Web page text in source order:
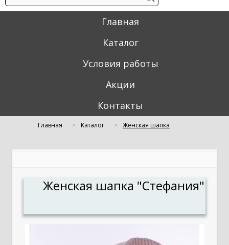
Главная
Каталог
Условия работы
Акции
Контакты
Главная Каталог Женская шапка
Женская шапка "Стефания"